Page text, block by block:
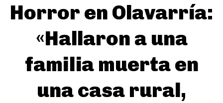
Horror en Olavarría:
«Hallaron a una
familia muerta en
una casa rural,